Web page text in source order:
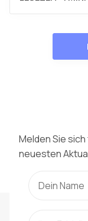
Melden Sie
neuesten